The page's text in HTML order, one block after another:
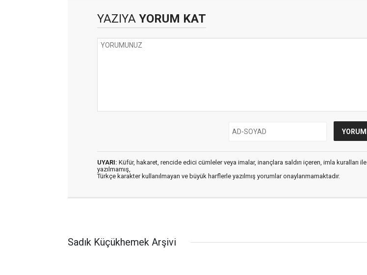
YAZIYA YORUM KAT
UYARI: Küfür, hakaret, rencide edici cümleler veya imalar, inançlara saldırı içeren, imla kuralları ile
yazılmamış,
Türkçe karakter kullanılmayan ve büyük harflerle yazılmış yorumlar onaylanmamaktadır.
Sadık Küçükhemek Arşivi